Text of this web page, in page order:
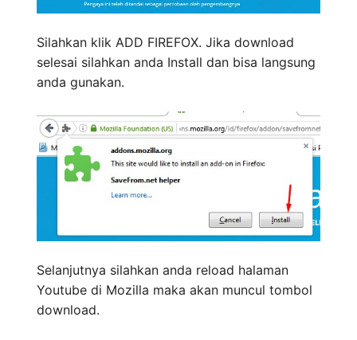
Silahkan klik ADD FIREFOX. Jika download
selesai silahkan anda Install dan bisa langsung
anda gunakan.
Selanjutnya silahkan anda reload halaman
Youtube di Mozilla maka akan muncul tombol
download.